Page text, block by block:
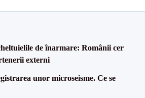
de înarmare: Românii cer
externi
unor microseisme. Ce se